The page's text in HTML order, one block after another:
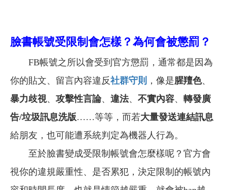
臉書帳號受限制會怎樣？為何會被懲罰？
FB帳號之所以會受到官方懲罰，通常都是因為
你的貼文、留言內容違反社群守則 ，像是腥羶色、
暴力歧視、 攻擊性言論、 違法、 不實內容、 轉發廣
告/垃圾訊息洗版……等等，而若大量發送連結訊息
給朋友，也可能遭系統判定為機器人行為。
至於臉書變成受限制帳號會怎麼樣呢？官方會
視你的違規嚴重性、是否累犯，決定限制的帳號內